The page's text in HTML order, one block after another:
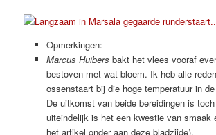
Opmerkingen:
Marcus Huibers bakt het vlees vooraf
bestoven met wat bloem. Ik heb alle
ossenstaart bij die hoge temperatuur in
De uitkomst van beide bereidingen is
uiteindelijk is het een kwestie van smaak
het artikel onder aan deze bladzijde).